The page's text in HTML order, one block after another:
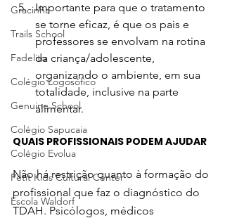
Gracinha
Trails School
Fadelito
Colégio Logosófico
Genuine School
Colégio Sapucaia
Colégio Evolua
Petit Kids Cultural Center
Escola Waldorf
Importante para que o tratamento
se torne eficaz, é que os pais e
professores se envolvam na rotina
da criança/adolescente,
organizando o ambiente, em sua
totalidade, inclusive na parte
alimentar.
QUAIS PROFISSIONAIS PODEM AJUDAR
Não há restrição quanto à formação do
profissional que faz o diagnóstico do
TDAH. Psicólogos, médicos